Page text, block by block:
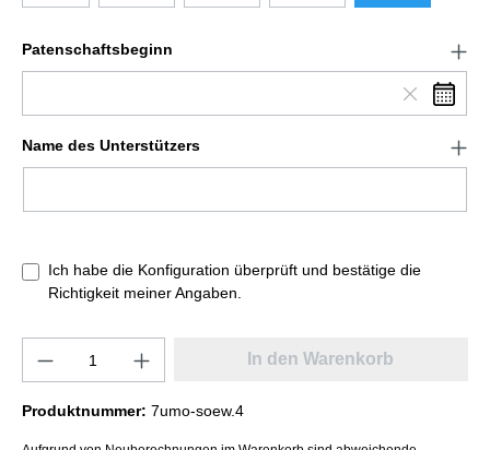
Patenschaftsbeginn
Name des Unterstützers
Ich habe die Konfiguration überprüft und bestätige die
Richtigkeit meiner Angaben.
In den Warenkorb
Produktnummer: 7umo-soew.4